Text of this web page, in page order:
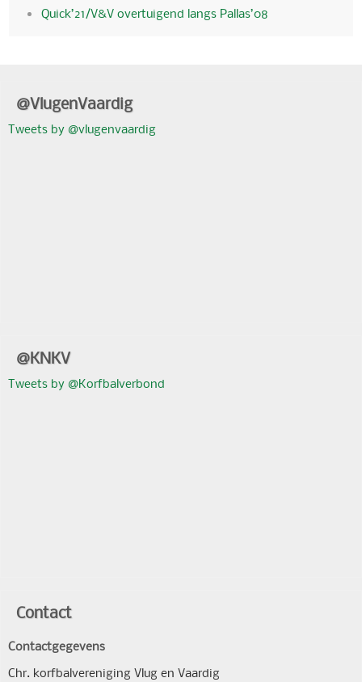
Quick’21/V&V overtuigend langs Pallas’08
@VlugenVaardig
Tweets by @vlugenvaardig
@KNKV
Tweets by @Korfbalverbond
Contact
Contactgegevens
Chr. korfbalvereniging Vlug en Vaardig